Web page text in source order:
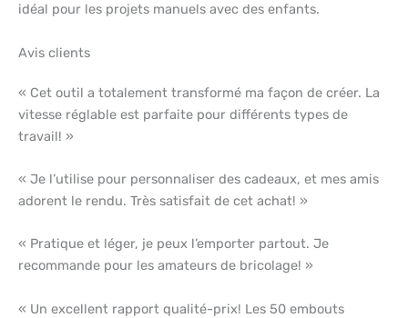
idéal pour les projets manuels avec des enfants.
Avis clients
« Cet outil a totalement transformé ma façon de créer. La
vitesse réglable est parfaite pour différents types de
travail! »
« Je l’utilise pour personnaliser des cadeaux, et mes amis
adorent le rendu. Très satisfait de cet achat! »
« Pratique et léger, je peux l’emporter partout. Je
recommande pour les amateurs de bricolage! »
« Un excellent rapport qualité-prix! Les 50 embouts